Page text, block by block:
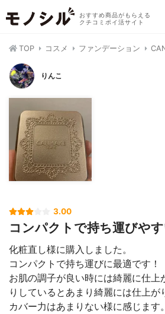
おすすめ商品がもらえる
クチコミポイ活サイト
TOP コスメ ファンデーション
りんこ
3.00
コンパクトで持ち運びや
化粧直し様に購入しました。
コンパクトで持ち運びに最適です！
お肌の調子が良い時には綺麗に仕上
りしているとあまり綺麗には仕上が
カバー力はあまりない様に感じます。